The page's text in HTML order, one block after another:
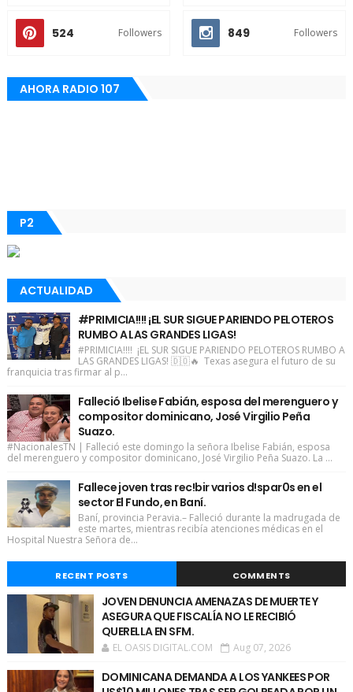
524 Followers 849 Followers
AHORA RADIO 107
P2
ACTUALIDAD
#PRIMICIA!!!! ¡EL SUR SIGUE PARIENDO PELOTEROS
RUMBO A LAS GRANDES LIGAS!
#PRIMICIA!!!! ¡EL SUR SIGUE PARIENDO PELOTEROS RUMBO A
LAS GRANDES LIGAS! 🇩🇴🔥 Texas asegura el futuro de su
franquicia tras firmar al p...
Falleció Ibelise Fabián, esposa del merenguero y
compositor dominicano, José Virgilio Peña
Suazo.
#NacionalesTN | Falleció este domingo la señora Ibelise Fabián, esposa
del merenguero y compositor dominicano, José Virgilio Peña Suazo. La ...
Fallece joven tras rec!bir varios d!spar0s en el
sector El Fundo, en Baní.
Baní, provincia Peravia.– Falleció durante la madrugada de
este martes, mientras recibía atenciones médicas en el
Hospital Nuestra Señora de...
RECENT POSTS COMMENTS
JOVEN DENUNCIA AMENAZAS DE MUERTE Y
ASEGURA QUE FISCALÍA NO LE RECIBIÓ
QUERELLA EN SFM.
EL OASIS DIGITAL.COM Aug 07, 2026
DOMINICANA DEMANDA A LOS YANKEES POR